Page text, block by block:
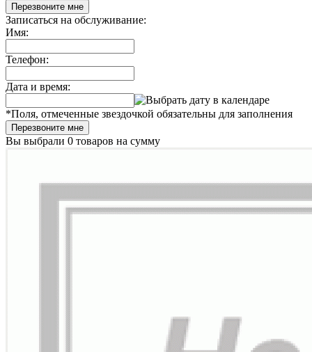
Перезвоните мне
Записаться на обслуживание:
Имя:
Телефон:
Дата и время:
*Поля, отмеченные звездочкой обязательны для заполнения
Перезвоните мне
Вы выбрали 0 товаров на сумму